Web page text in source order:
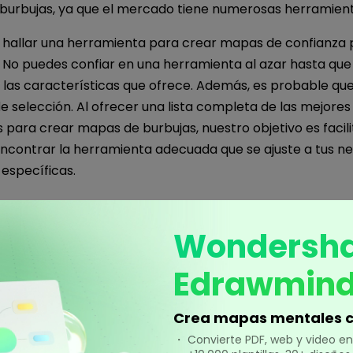
ya que el mercado tiene numerosas
hallar una herramienta para crear mapas de confianza
puedes confiar en una herramienta al azar hasta
características que ofrece. Además, es probable
selección. Al ofrecer una lista completa de las mejores
para crear mapas de burbujas, nuestro objetivo es
la herramienta adecuada que se ajuste a tus
herramientas
crear mapas de
presentamos una lista de las 10 herramientas de
de burbujas en minutos. Veamos lo que ofrece cada
Crea mapas mentales
・ Convierte PDF, web y video